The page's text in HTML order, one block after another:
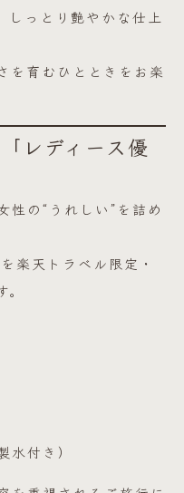
しっとり艶やかな仕上
を育むひとときをお楽
レディース優
性の“うれしい”を詰め
楽天トラベル限定・
水付き）